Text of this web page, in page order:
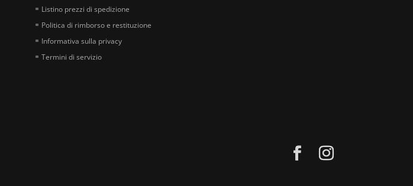
Listino prezzi di spedizione
Politica di rimborso e restituzione
Informativa sulla privacy
Termini di servizio